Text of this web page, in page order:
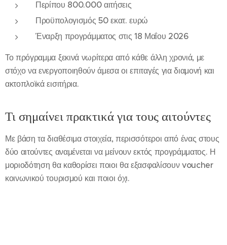
Περίπου 800.000 αιτήσεις
Προϋπολογισμός 50 εκατ. ευρώ
Έναρξη προγράμματος στις 18 Μαΐου 2026
Το πρόγραμμα ξεκινά νωρίτερα από κάθε άλλη χρονιά, με
στόχο να ενεργοποιηθούν άμεσα οι επιταγές για διαμονή και
ακτοπλοϊκά εισιτήρια.
Τι σημαίνει πρακτικά για τους αιτούντες
Με βάση τα διαθέσιμα στοιχεία, περισσότεροι από ένας στους
δύο αιτούντες αναμένεται να μείνουν εκτός προγράμματος. Η
μοριοδότηση θα καθορίσει ποιοι θα εξασφαλίσουν voucher
κοινωνικού τουρισμού και ποιοι όχι.